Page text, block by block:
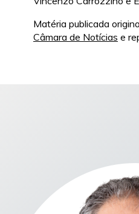
Matéria publicada
Câmara de Notícias e